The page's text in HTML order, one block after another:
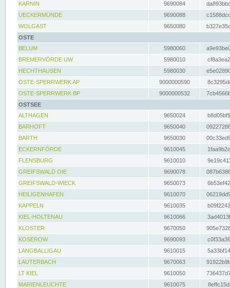
KARNIN
9690084
UECKERMÜNDE
9690088
WOLGAST
9650080
OSTE
BELUM
5980060
BREMERVÖRDE UW
5980010
HECHTHAUSEN
5980030
OSTE-SPERRWERK AP
9000000590
OSTE-SPERRWERK BP
9000000532
OSTSEE
ALTHAGEN
9650024
BARHÖFT
9650040
BARTH
9650030
ECKERNFÖRDE
9610045
FLENSBURG
9610010
GREIFSWALD OIE
9690078
GREIFSWALD-WIECK
9650073
HEILIGENHAFEN
9610070
KAPPELN
9610035
KIEL-HOLTENAU
9610066
KLOSTER
9670050
KOSEROW
9690093
LANGBALLIGAU
9610015
LAUTERBACH
9670063
LT KIEL
9610050
MARIENLEUCHTE
9610075